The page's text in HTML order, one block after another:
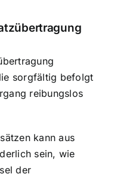
sorgfältig befolgt
reibungslos
kann aus
sein, wie
der